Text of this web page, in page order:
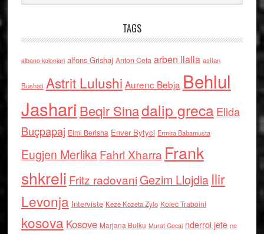
TAGS
albano kolonjari alfons Grishaj Anton Cefa arben llalla asllan
Bushati Astrit Lulushi Aurenc Bebja Behlul
Jashari Beqir Sinadalip grecaElida
Buçpapaj Elmi Berisha Enver Bytyci Ermira Babamusta
Eugjen MerlikaFahri Xharra Frank
shkreli Fritz radovaniGezim Llojdia Ilir
Levonja Interviste Keze Kozeta Zylo Kolec Traboini
kosova Kosove Marjana Bulku Murat Gecaj nderroi jete ne